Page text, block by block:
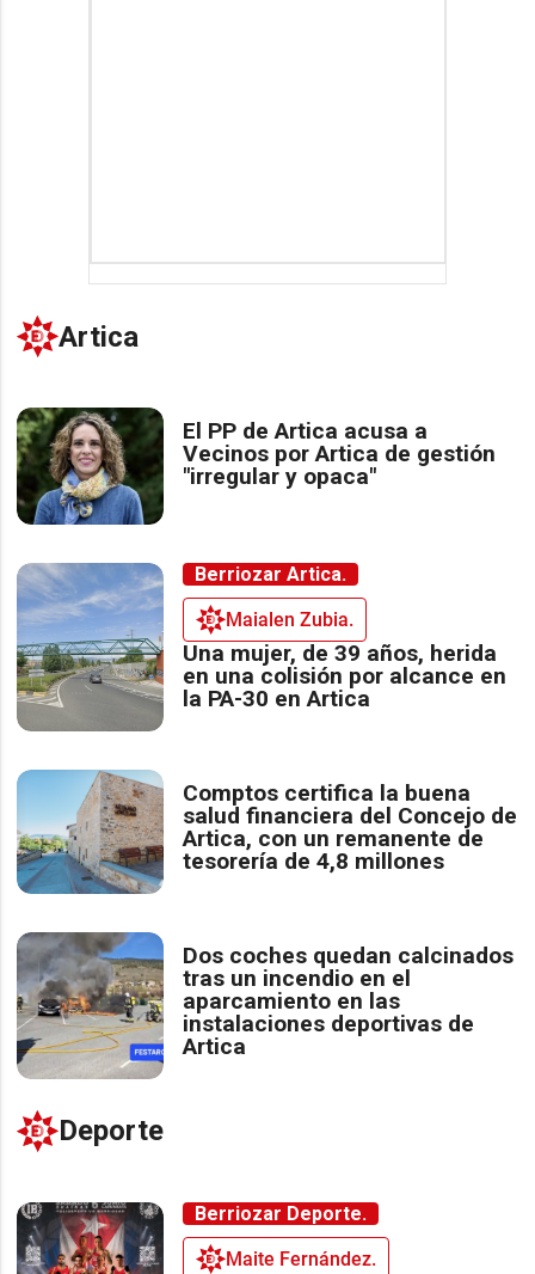
Artica
El PP de Artica acusa a
Vecinos por Artica de gestión
"irregular y opaca"
Berriozar Artica.
Maialen Zubia.
Una mujer, de 39 años, herida
en una colisión por alcance en
la PA-30 en Artica
Comptos certifica la buena
salud financiera del Concejo de
Artica, con un remanente de
tesorería de 4,8 millones
Dos coches quedan calcinados
tras un incendio en el
aparcamiento en las
instalaciones deportivas de
Artica
Deporte
Berriozar Deporte.
Maite Fernández.